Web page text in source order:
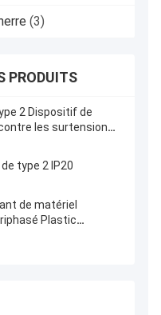
(3)
PRODUITS
2 Dispositif de
les surtensions
type 2 IP20
de matériel
Plastic